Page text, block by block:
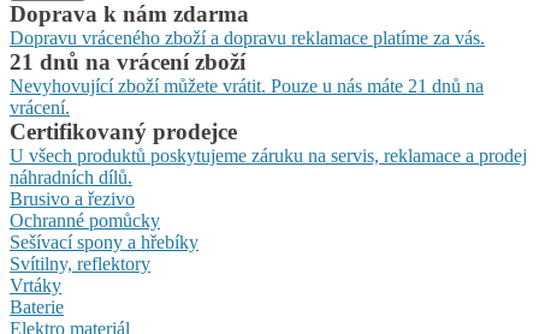
Doprava k nám zdarma
Dopravu vráceného zboží a dopravu reklamace platíme za vás.
21 dnů na vrácení zboží
Nevyhovující zboží můžete vrátit. Pouze u nás máte 21 dnů na
vrácení.
Certifikovaný prodejce
U všech produktů poskytujeme záruku na servis, reklamace a prodej
náhradních dílů.
Brusivo a řezivo
Ochranné pomůcky
Sešívací spony a hřebíky
Svítilny, reflektory
Vrtáky
Baterie
Elektro materiál